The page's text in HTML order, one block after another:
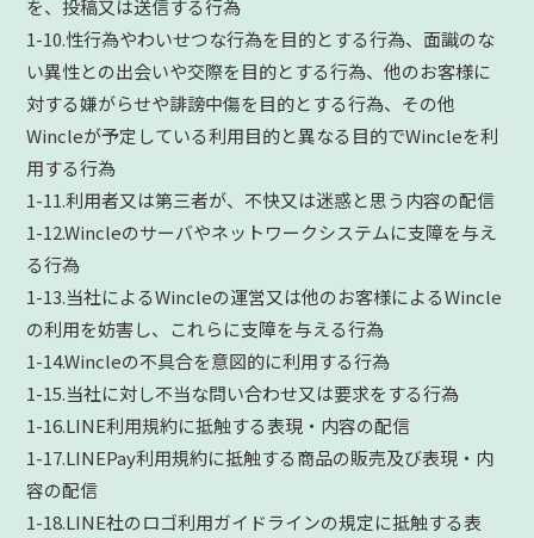
を、投稿又は送信する行為
1-10.性行為やわいせつな行為を目的とする行為、面識のな
い異性との出会いや交際を目的とする行為、他のお客様に
対する嫌がらせや誹謗中傷を目的とする行為、その他
Wincleが予定している利用目的と異なる目的でWincleを利
用する行為
1-11.利用者又は第三者が、不快又は迷惑と思う内容の配信
1-12.Wincleのサーバやネットワークシステムに支障を与え
る行為
1-13.当社によるWincleの運営又は他のお客様によるWincle
の利用を妨害し、これらに支障を与える行為
1-14.Wincleの不具合を意図的に利用する行為
1-15.当社に対し不当な問い合わせ又は要求をする行為
1-16.LINE利用規約に抵触する表現・内容の配信
1-17.LINEPay利用規約に抵触する商品の販売及び表現・内
容の配信
1-18.LINE社のロゴ利用ガイドラインの規定に抵触する表